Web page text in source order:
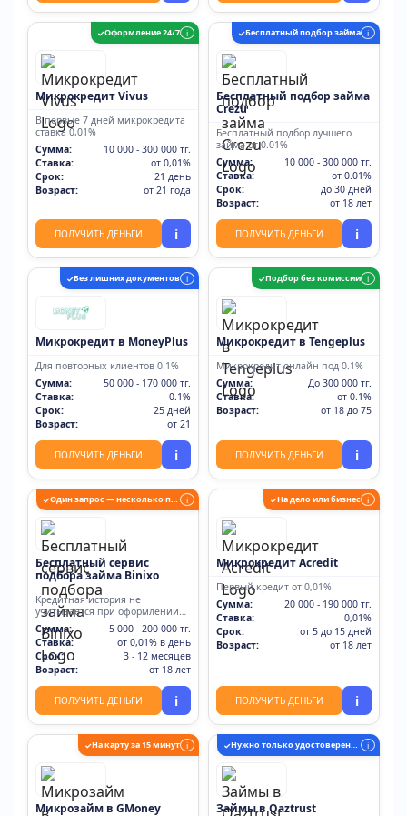
✓Оформление 24/7 i
Микрокредит Vivus
В первые 7 дней микрокредита
ставка 0,01%
Сумма:
10 000 - 300 000 тг.
Ставка:
от 0,01%
Срок:
21 день
Возраст:
от 21 года
ПОЛУЧИТЬ ДЕНЬГИ i
✓Бесплатный подбор займа i
Бесплатный подбор займа
Crezu
Бесплатный подбор лучшего
займа от 0.01%
Сумма:
10 000 - 300 000 тг.
Ставка:
от 0.01%
Срок:
до 30 дней
Возраст:
от 18 лет
ПОЛУЧИТЬ ДЕНЬГИ i
✓Без лишних документов i
Микрокредит в MoneyPlus
Для повторных клиентов 0.1%
Сумма:
50 000 - 170 000 тг.
Ставка:
0.1%
Срок:
25 дней
Возраст:
от 21
ПОЛУЧИТЬ ДЕНЬГИ i
✓Подбор без комиссии i
Микрокредит в Tengeplus
Микрокредит онлайн под 0.1%
Сумма:
До 300 000 тг.
Ставка:
от 0.1%
Возраст:
от 18 до 75
ПОЛУЧИТЬ ДЕНЬГИ i
✓ Один запрос — несколько предложений i
Бесплатный сервис
подбора займа Binixo
Кредитная история не
учитывается при оформлении
кредита
Сумма:
5 000 - 200 000 тг.
Ставка:
от 0,01% в день
Срок:
3 - 12 месяцев
Возраст:
от 18 лет
ПОЛУЧИТЬ ДЕНЬГИ i
✓На дело или бизнес i
Микрокредит Acredit
Первый кредит от 0,01%
Сумма:
20 000 - 190 000 тг.
Ставка:
0,01%
Срок:
от 5 до 15 дней
Возраст:
от 18 лет
ПОЛУЧИТЬ ДЕНЬГИ i
✓На карту за 15 минут i
Микрозайм в GMoney
✓ Нужно только удостоверение личности i
Займы в Qaztrust